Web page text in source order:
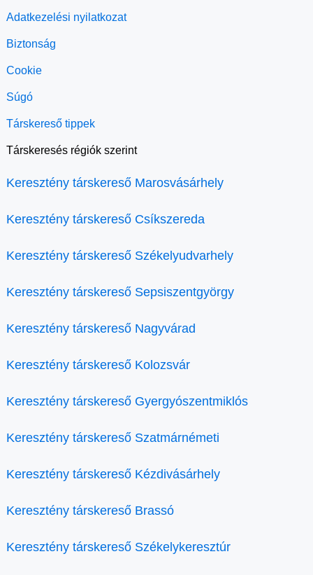
Adatkezelési nyilatkozat
Biztonság
Cookie
Súgó
Társkereső tippek
Társkeresés régiók szerint
Keresztény társkereső Marosvásárhely
Keresztény társkereső Csíkszereda
Keresztény társkereső Székelyudvarhely
Keresztény társkereső Sepsiszentgyörgy
Keresztény társkereső Nagyvárad
Keresztény társkereső Kolozsvár
Keresztény társkereső Gyergyószentmiklós
Keresztény társkereső Szatmárnémeti
Keresztény társkereső Kézdivásárhely
Keresztény társkereső Brassó
Keresztény társkereső Székelykeresztúr